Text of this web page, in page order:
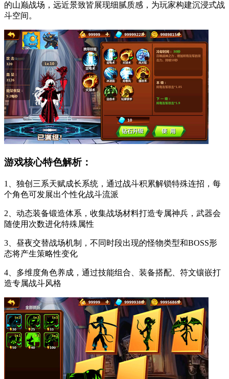
的山巅战场，远近景致皆展现细腻质感，为玩家构建沉浸式战
斗空间。
游戏核心特色解析：
1、独创三系天赋成长系统，通过战斗积累解锁特殊连招，每
个角色可发展出个性化战斗流派
2、动态装备锻造体系，收集战场材料打造专属神兵，武器会
随使用次数进化特殊属性
3、昼夜交替战场机制，不同时段出现的怪物类型和BOSS形
态将产生策略性变化
4、多维度角色养成，通过技能组合、装备搭配、符文镶嵌打
造专属战斗风格